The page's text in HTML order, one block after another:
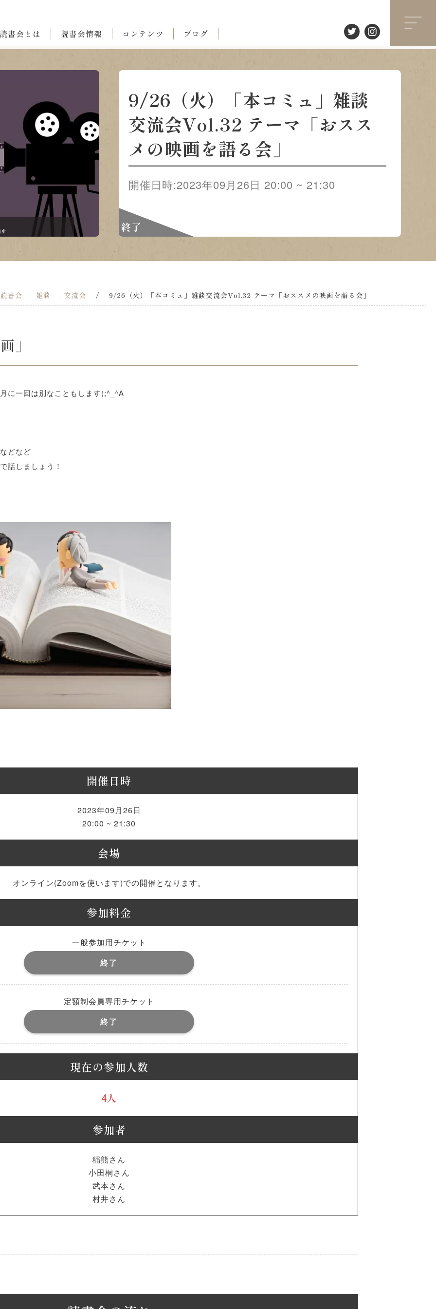
書会とは 読書会情報 コンテンツ ブログ
終了
9/26（火）「本コミュ」雑談
交流会Vol.32 テーマ「おスス
メの映画を語る会」
開催日時:2023年09月26日 20:00 ~ 21:30
読書会, 雑談 , 交流会 / 9/26（火）「本コミュ」雑談交流会Vol.32 テーマ「おススメの映画を語る会」
」
に一回は別なこともします(;^_^A
どなど
話しましょう！
開催日時
2023年09月26日
20:00 ~ 21:30
会場
オンライン(Zoomを使います)での開催となります。
参加料金
一般参加用チケット
終了
定額制会員専用チケット
終了
現在の参加人数
4人
参加者
稲熊さん
小田桐さん
武本さん
村井さん